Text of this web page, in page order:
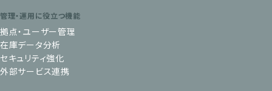
管理・運用に役立つ機能
拠点・ユーザー管理
在庫データ分析
セキュリティ強化
外部サービス連携